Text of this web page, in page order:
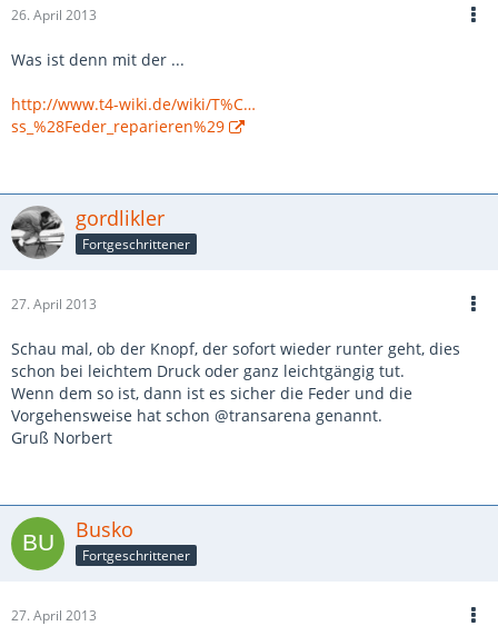
26. April 2013
Was ist denn mit der ...
http://www.t4-wiki.de/wiki/T%C…
ss_%28Feder_reparieren%29
gordlikler
Fortgeschrittener
27. April 2013
Schau mal, ob der Knopf, der sofort wieder runter geht, dies
schon bei leichtem Druck oder ganz leichtgängig tut.
Wenn dem so ist, dann ist es sicher die Feder und die
Vorgehensweise hat schon @transarena genannt.
Gruß Norbert
Busko
Fortgeschrittener
27. April 2013